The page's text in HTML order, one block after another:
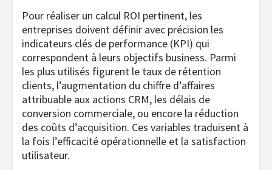
Pour réaliser un calcul ROI pertinent, les
entreprises doivent définir avec précision les
indicateurs clés de performance (KPI) qui
correspondent à leurs objectifs business. Parmi
les plus utilisés figurent le taux de rétention
clients, l’augmentation du chiffre d’affaires
attribuable aux actions CRM, les délais de
conversion commerciale, ou encore la réduction
des coûts d’acquisition. Ces variables traduisent à
la fois l’efficacité opérationnelle et la satisfaction
utilisateur.